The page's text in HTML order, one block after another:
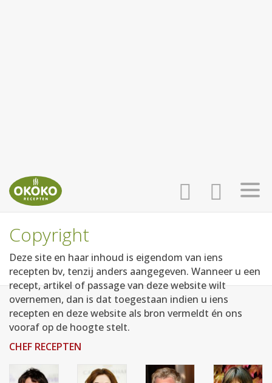
INLOGGEN
AANMELDEN
RECEPTEN
WEEKMENU'S
KOOKBOEKEN
Copyright
Deze site en haar inhoud is eigendom van iens
recepten bv, tenzij anders aangegeven. Wanneer u een
recept, artikel of passage van deze website wilt
overnemen, dan is dat toegestaan indien u iens
recepten en deze website als bron vermeldt én ons
vooraf op de hoogte stelt.
CHEF RECEPTEN